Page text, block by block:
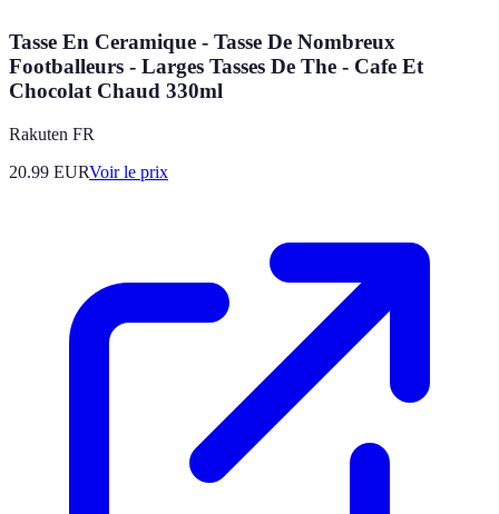
Tasse En Ceramique - Tasse De Nombreux
Footballeurs - Larges Tasses De The - Cafe Et
Chocolat Chaud 330ml
Rakuten FR
20.99 EURVoir le prix